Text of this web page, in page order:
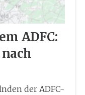
ADFC:
der ADFC-